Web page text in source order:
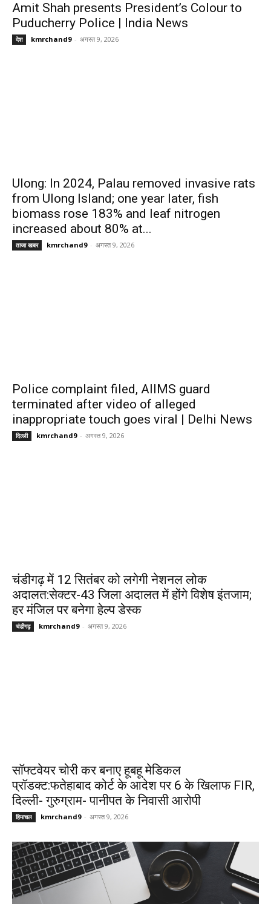
Amit Shah presents President’s Colour to
Puducherry Police | India News
देश kmrchand9 - अगस्त 9, 2026
Ulong: In 2024, Palau removed invasive rats
from Ulong Island; one year later, fish
biomass rose 183% and leaf nitrogen
increased about 80% at...
ताजा खबर kmrchand9 - अगस्त 9, 2026
Police complaint filed, AIIMS guard
terminated after video of alleged
inappropriate touch goes viral | Delhi News
दिल्ली kmrchand9 - अगस्त 9, 2026
चंडीगढ़ में 12 सितंबर को लगेगी नेशनल लोक
अदालत:सेक्टर-43 जिला अदालत में होंगे विशेष इंतजाम;
हर मंजिल पर बनेगा हेल्प डेस्क
चंडीगढ़ kmrchand9 - अगस्त 9, 2026
सॉफ्टवेयर चोरी कर बनाए हूबहू मेडिकल
प्रॉडक्ट:फतेहाबाद कोर्ट के आदेश पर 6 के खिलाफ FIR,
दिल्ली- गुरुग्राम- पानीपत के निवासी आरोपी
हिमाचल kmrchand9 - अगस्त 9, 2026